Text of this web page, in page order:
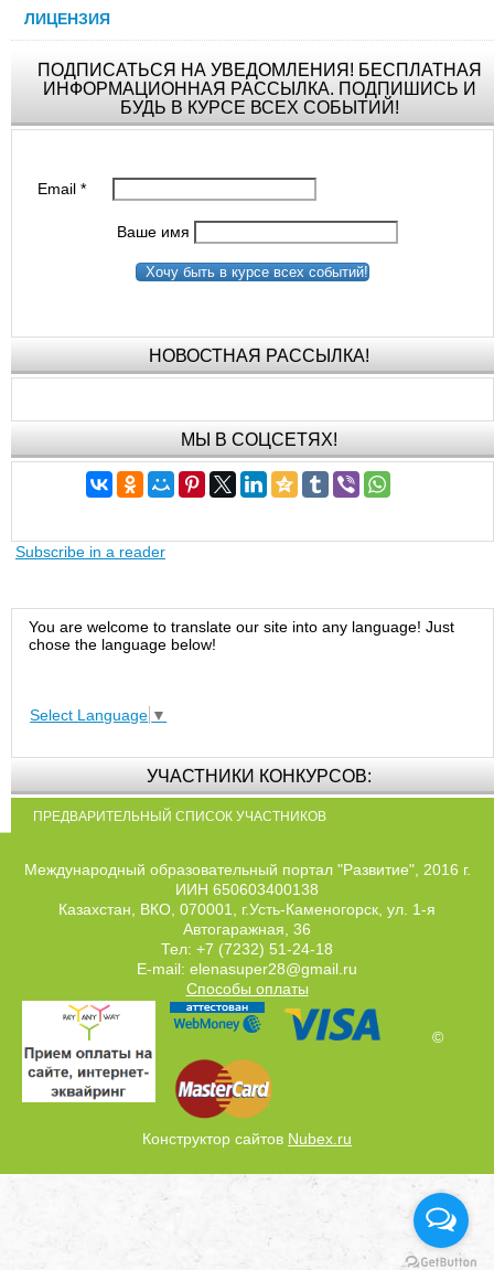
ЛИЦЕНЗИЯ
ПОДПИСАТЬСЯ НА УВЕДОМЛЕНИЯ! БЕСПЛАТНАЯ
ИНФОРМАЦИОННАЯ РАССЫЛКА. ПОДПИШИСЬ И
БУДЬ В КУРСЕ ВСЕХ СОБЫТИЙ!
Email*
Ваше имя
Хочу быть в курсе всех событий!
НОВОСТНАЯ РАССЫЛКА!
МЫ В СОЦСЕТЯХ!
Subscribe in a reader
You are welcome to translate our site into any language! Just
chose the language below!
Select Language ▼
УЧАСТНИКИ КОНКУРСОВ:
ПРЕДВАРИТЕЛЬНЫЙ СПИСОК УЧАСТНИКОВ
Международный образовательный портал "Развитие", 2016 г.
ИИН 650603400138
Казахстан, ВКО, 070001, г.Усть-Каменогорск, ул. 1-я
Автогаражная, 36
Тел: +7 (7232) 51-24-18
E-mail: elenasuper28@gmail.ru
Способы оплаты
©
Конструктор сайтов Nubex.ru